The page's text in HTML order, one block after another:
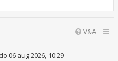
V&A
06 aug 2026, 10:29